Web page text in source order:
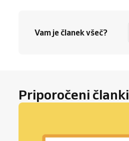
Vam je članek všeč?
Priporočeni članki